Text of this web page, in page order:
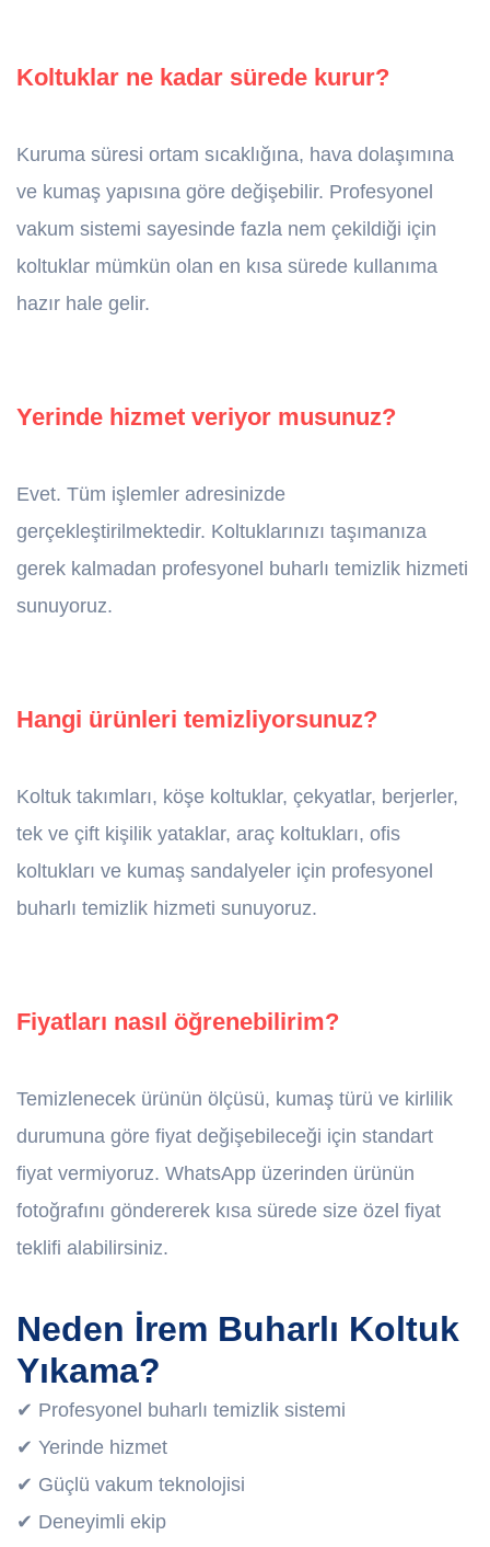
Koltuklar ne kadar sürede kurur?
Kuruma süresi ortam sıcaklığına, hava dolaşımına
ve kumaş yapısına göre değişebilir. Profesyonel
vakum sistemi sayesinde fazla nem çekildiği için
koltuklar mümkün olan en kısa sürede kullanıma
hazır hale gelir.
Yerinde hizmet veriyor musunuz?
Evet. Tüm işlemler adresinizde
gerçekleştirilmektedir. Koltuklarınızı taşımanıza
gerek kalmadan profesyonel buharlı temizlik hizmeti
sunuyoruz.
Hangi ürünleri temizliyorsunuz?
Koltuk takımları, köşe koltuklar, çekyatlar, berjerler,
tek ve çift kişilik yataklar, araç koltukları, ofis
koltukları ve kumaş sandalyeler için profesyonel
buharlı temizlik hizmeti sunuyoruz.
Fiyatları nasıl öğrenebilirim?
Temizlenecek ürünün ölçüsü, kumaş türü ve kirlilik
durumuna göre fiyat değişebileceği için standart
fiyat vermiyoruz. WhatsApp üzerinden ürünün
fotoğrafını göndererek kısa sürede size özel fiyat
teklifi alabilirsiniz.
Neden İrem Buharlı Koltuk
Yıkama?
✔ Profesyonel buharlı temizlik sistemi
✔ Yerinde hizmet
✔ Güçlü vakum teknolojisi
✔ Deneyimli ekip